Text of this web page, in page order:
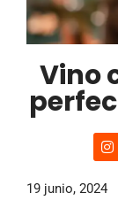
Vino
19 junio, 2024